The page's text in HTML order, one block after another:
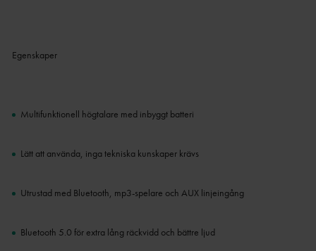
Egenskaper
Multifunktionell högtalare med inbyggt batteri
Lätt att använda, inga tekniska kunskaper krävs
Utrustad med Bluetooth, mp3-spelare och AUX linjeingång
Bluetooth 5.0 för extra lång räckvidd och bättre ljud